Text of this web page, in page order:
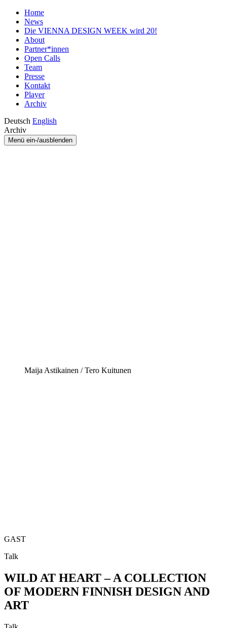
Home
News
Die VIENNA DESIGN WEEK wird 20!
About
Partner*innen
Open Calls
Team
Presse
Kontakt
Player
Archiv
Deutsch English
Archiv
Menü ein-/ausblenden
Maija Astikainen / Tero Kuitunen
GAST
Talk
WILD AT HEART – A COLLECTION
OF MODERN FINNISH DESIGN AND
ART